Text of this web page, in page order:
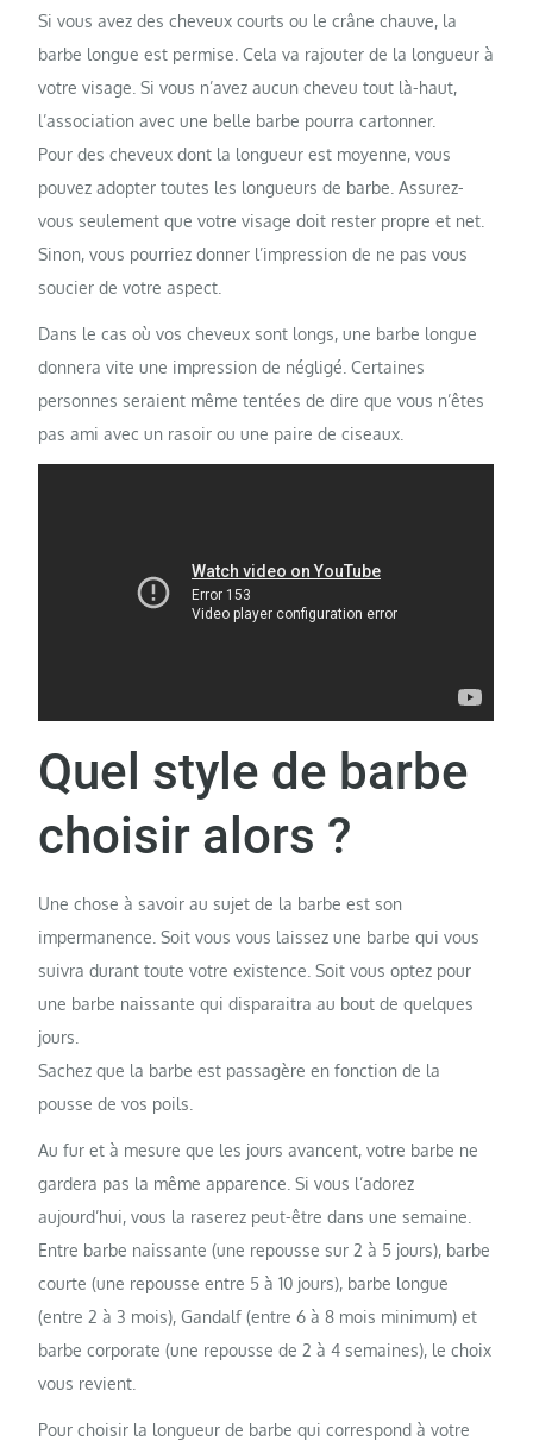
Si vous avez des cheveux courts ou le crâne chauve, la
barbe longue est permise. Cela va rajouter de la longueur à
votre visage. Si vous n’avez aucun cheveu tout là-haut,
l’association avec une belle barbe pourra cartonner.
Pour des cheveux dont la longueur est moyenne, vous
pouvez adopter toutes les longueurs de barbe. Assurez-
vous seulement que votre visage doit rester propre et net.
Sinon, vous pourriez donner l’impression de ne pas vous
soucier de votre aspect.
Dans le cas où vos cheveux sont longs, une barbe longue
donnera vite une impression de négligé. Certaines
personnes seraient même tentées de dire que vous n’êtes
pas ami avec un rasoir ou une paire de ciseaux.
Quel style de barbe
choisir alors ?
Une chose à savoir au sujet de la barbe est son
impermanence. Soit vous vous laissez une barbe qui vous
suivra durant toute votre existence. Soit vous optez pour
une barbe naissante qui disparaitra au bout de quelques
jours.
Sachez que la barbe est passagère en fonction de la
pousse de vos poils.
Au fur et à mesure que les jours avancent, votre barbe ne
gardera pas la même apparence. Si vous l’adorez
aujourd’hui, vous la raserez peut-être dans une semaine.
Entre barbe naissante (une repousse sur 2 à 5 jours), barbe
courte (une repousse entre 5 à 10 jours), barbe longue
(entre 2 à 3 mois), Gandalf (entre 6 à 8 mois minimum) et
barbe corporate (une repousse de 2 à 4 semaines), le choix
vous revient.
Pour choisir la longueur de barbe qui correspond à votre